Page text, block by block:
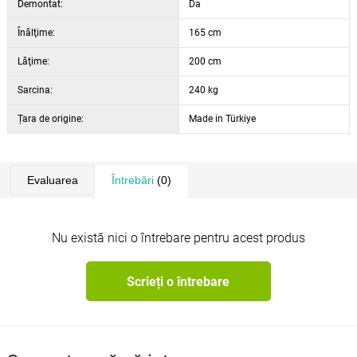
Demontat: Da
Înălţime: 165 cm
Lăţime: 200 cm
Sarcina: 240 kg
Țara de origine: Made in Türkiye
Evaluarea Întrebări(0)
Nu există nici o întrebare pentru acest produs
Scrieți o întrebare